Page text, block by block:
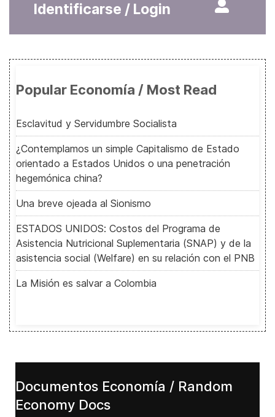
Identificarse / Login
Popular Economía / Most Read
Esclavitud y Servidumbre Socialista
¿Contemplamos un simple Capitalismo de Estado
orientado a Estados Unidos o una penetración
hegemónica china?
Una breve ojeada al Sionismo
ESTADOS UNIDOS: Costos del Programa de
Asistencia Nutricional Suplementaria (SNAP) y de la
asistencia social (Welfare) en su relación con el PNB
La Misión es salvar a Colombia
Documentos Economía / Random
Economy Docs